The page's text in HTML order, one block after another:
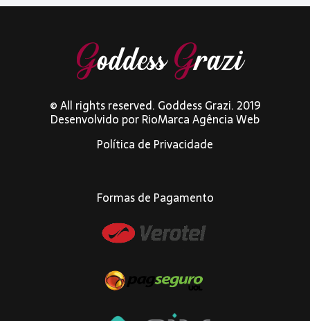
© All rights reserved. Goddess Grazi. 2019
Desenvolvido porRioMarca Agência Web
Política de Privacidade
Formas de Pagamento